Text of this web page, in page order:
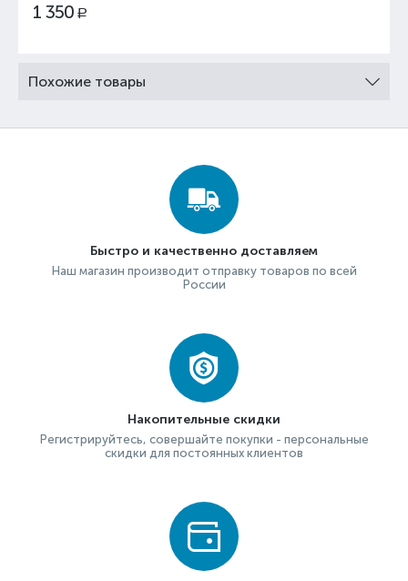
1 350 Р
Похожие товары
Быстро и качественно доставляем
Наш магазин производит отправку товаров по всей
России
Накопительные скидки
Регистрируйтесь, совершайте покупки - персональные
скидки для постоянных клиентов